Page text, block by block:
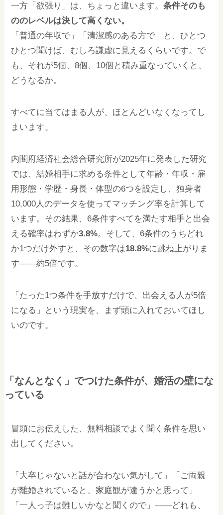
一方「欲張り」は、ちょっと違います。条件そのも
ののレベルは決して高くない。
「普通の年収で」「清潔感のある方で」と、ひとつ
ひとつ聞けば、むしろ謙虚に見えるくらいです。で
も、それが5個、8個、10個と積み重なっていくと、
どうなるか。
すべてに当てはまる人が、ほとんどいなくなってし
まいます。
内閣府経済社会総合研究所が2025年に発表した研究
では、結婚相手に求める条件として年齢・年収・雇
用形態・学歴・身長・体型の6つを設定し、独身者
10,000人のデータを使ってマッチング率を計算して
います。その結果、6条件すべてを満たす相手と出会
える確率はわずか3.8%。そして、6条件のうちどれ
か1つだけ外すと、その数字は18.8%に跳ね上がりま
す——約5倍です。
「たった1つ条件を手放すだけで、出会える人が5倍
になる」という現実を、まず頭に入れておいてほし
いのです。
「なんとなく」でつけた条件が、婚活の壁にな
っている
冒頭にお伝えした、無料相談でよく聞く条件を思い
出してください。
「大卒じゃないと話が合わない気がして」「ご両親
が離婚されていると、家庭観が違うかと思って」
「一人っ子は難しいかなと聞くので」——どれも、